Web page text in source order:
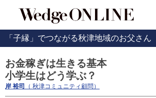
「子縁」でつながる秋津地域のお父さん
お金稼ぎは生きる基本
小学生はどう学ぶ？
岸 裕司 （ 秋津コミュニティ顧問）